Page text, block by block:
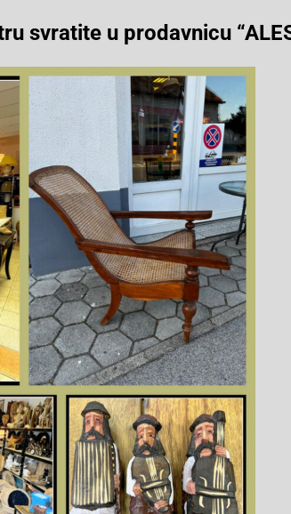
svratite u prodavnicu